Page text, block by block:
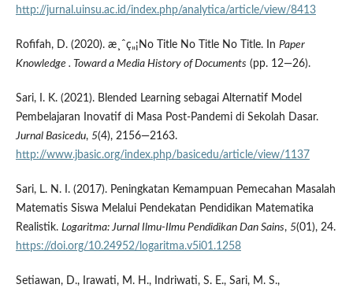
http://jurnal.uinsu.ac.id/index.php/analytica/article/view/8413
Rofifah, D. (2020). æ¸ˆç„¡No Title No Title No Title. In Paper
Knowledge . Toward a Media History of Documents (pp. 12—26).
Sari, I. K. (2021). Blended Learning sebagai Alternatif Model
Pembelajaran Inovatif di Masa Post-Pandemi di Sekolah Dasar.
Jurnal Basicedu, 5(4), 2156—2163.
http://www.jbasic.org/index.php/basicedu/article/view/1137
Sari, L. N. I. (2017). Peningkatan Kemampuan Pemecahan Masalah
Matematis Siswa Melalui Pendekatan Pendidikan Matematika
Realistik. Logaritma: Jurnal Ilmu-Ilmu Pendidikan Dan Sains, 5(01), 24.
https://doi.org/10.24952/logaritma.v5i01.1258
Setiawan, D., Irawati, M. H., Indriwati, S. E., Sari, M. S.,